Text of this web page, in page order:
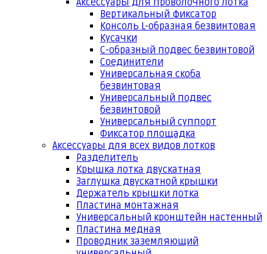
Аксессуары для проволочного лотка
Вертикальный фиксатор
Консоль L-образная безвинтовая
Кусачки
С-образный подвес безвинтовой
Соединители
Универсальная скоба
безвинтовая
Универсальный подвес
безвинтовой
Универсальный суппорт
Фиксатор площадка
Аксессуары для всех видов лотков
Разделитель
Крышка лотка двускатная
Заглушка двускатной крышки
Держатель крышки лотка
Пластина монтажная
Универсальный кронштейн настенный
Пластина медная
Проводник заземляющий